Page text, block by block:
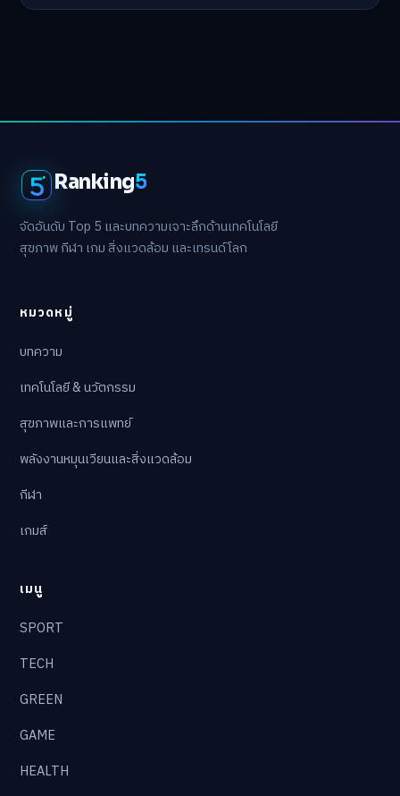
Ranking5
จัดอันดับ Top 5 และบทความเจาะลึกด้านเทคโนโลยี
สุขภาพ กีฬา เกม สิ่งแวดล้อม และเทรนด์โลก
หมวดหมู่
บทความ
เทคโนโลยี & นวัตกรรม
สุขภาพและการแพทย์
พลังงานหมุนเวียนและสิ่งแวดล้อม
กีฬา
เกมส์
เมนู
SPORT
TECH
GREEN
GAME
HEALTH